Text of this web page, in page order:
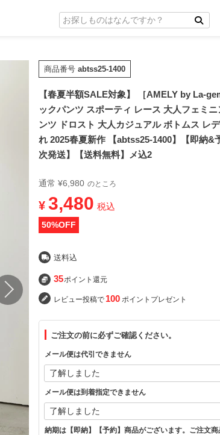
商品番号 abtss25-1400
【春夏半額SALE対象】 ［AMELY by La-
ックパンツ スポーティ レース 大人フェミ
ンツ ドロスト 大人カジュアル ボトムス レ
れ 2025春夏新作 【abtss25-1400】【即納&
次発送】【送料無料】メ込2
通常 ¥6,980 のところ
¥ 3,480 税込
50%OFF
送料込
35ポイント還元
レビュー投稿で 100 ポイントプレゼント
ご注文の前に必ずご確認ください。
メール便は代引できません
メール便は到着指定できません
納期は【即納】【予約】商品がございます。ご注文